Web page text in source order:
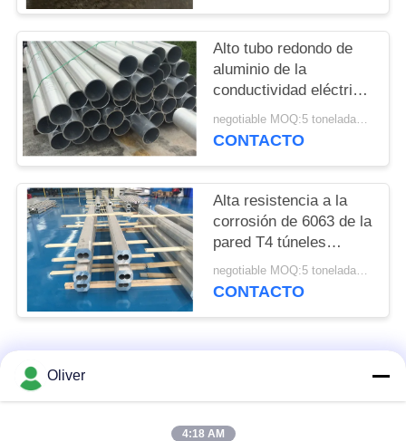
POLÍTICAS
DE
PRIVACIDAD
Alto tubo redondo de
aluminio de la
conductividad eléctrica
del tubo de aluminio
grueso de la pared
negotiable MOQ:5 toneladas métricas
CONTACTO
Alta resistencia a la
corrosión de 6063 de la
pared T4 túneles
duales de aluminio
gruesos del tubo
negotiable MOQ:5 toneladas métricas
CONTACTO
Categorías Populares
Barra redonda de
Oliver
4:18 AM